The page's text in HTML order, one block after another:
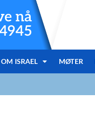
nå
ISRAEL MØTER